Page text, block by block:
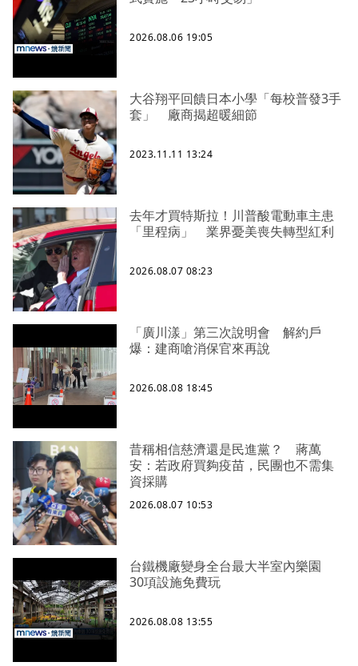
2026.08.06 19:05
大谷翔平回饋日本小學「每校普發3手
套」 廠商揭超暖細節
2023.11.11 13:24
去年才買特斯拉！川普酸電動車主患
「里程病」 業界憂美喪失轉型紅利
2026.08.07 08:23
「廣川漾」第三次說明會 解約戶
爆：建商嗆消保官來再說
2026.08.08 18:45
昔稱相信慈濟還是民進黨？ 蔣萬
安：若政府買夠疫苗，民團也不需集
資採購
2026.08.07 10:53
台鐵機廠變身全台最大半室內樂園
30項設施免費玩
2026.08.08 13:55